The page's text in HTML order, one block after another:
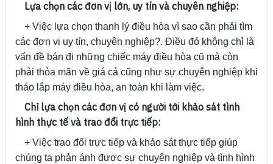
Lựa chọn các đơn vị lớn, uy tín và chuyên nghiệp:
+ Việc lựa chọn thanh lý điều hòa vì sao cần phải tìm
các đơn vị uy tín, chuyên nghiệp?. Điều đó không chỉ là
vấn đề bán đi những chiếc máy điều hòa cũ mà còn
phải thỏa mãn về giá cả cũng như sự chuyên nghiệp khi
tháo lắp máy điều hòa, an toàn khi làm việc.
Chỉ lựa chọn các đơn vị có người tới khảo sát tình
hình thực tế và trao đổi trực tiếp:
+ Việc trao đổi trực tiếp và khảo sát thực tiếp giúp
chúng ta phản ánh được sự chuyên nghiệp và tình hình